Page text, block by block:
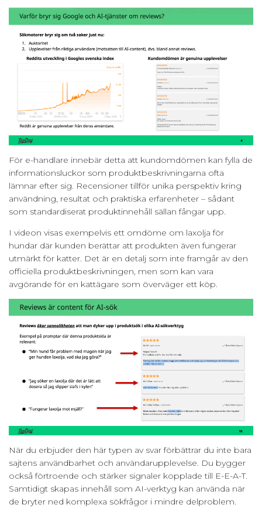
För e-handlare innebär detta att kundomdömen kan fylla de
informationsluckor som produktbeskrivningarna ofta
lämnar efter sig. Recensioner tillför unika perspektiv kring
användning, resultat och praktiska erfarenheter – sådant
som standardiserat produktinnehåll sällan fångar upp.
I videon visas exempelvis ett omdöme om laxolja för
hundar där kunden berättar att produkten även fungerar
utmärkt för katter. Det är en detalj som inte framgår av den
officiella produktbeskrivningen, men som kan vara
avgörande för en kattägare som överväger ett köp.
När du erbjuder den här typen av svar förbättrar du inte bara
sajtens användbarhet och användarupplevelse. Du bygger
också förtroende och stärker signaler kopplade till E-E-A-T.
Samtidigt skapas innehåll som AI-verktyg kan använda när
de bryter ned komplexa sökfrågor i mindre delproblem.